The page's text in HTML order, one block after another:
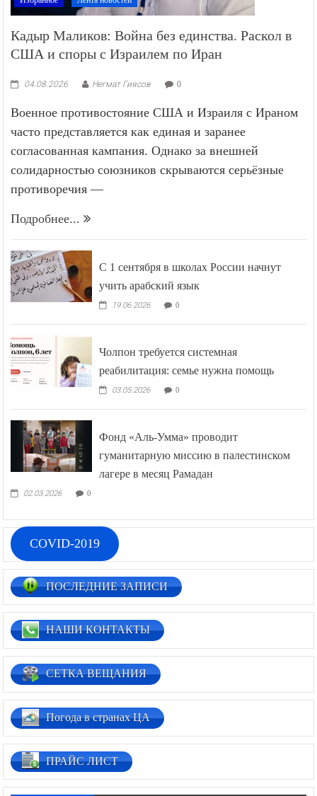
Кадыр Маликов: Война без единства. Раскол в
США и споры с Израилем по Иран
04.08.2026 Негмат Гиясов 0
Военное противостояние США и Израиля с Ираном
часто представляется как единая и заранее
согласованная кампания. Однако за внешней
солидарностью союзников скрываются серьёзные
противоречия —
Подробнее...
С 1 сентября в школах России начнут
учить арабский язык
19.06.2026 0
Чолпон требуется системная
реабилитация: семье нужна помощь
03.05.2026 0
Фонд «Аль-Умма» проводит
гуманитарную миссию в палестинском
лагере в месяц Рамадан
02.03.2026 0
COVID-2019
ПОСЛЕДНИЕ ЗАПИСИ
НАШИ КОНТАКТЫ
СЕТКА ВЕЩАНИЯ
Погода в странах ЦА
ПРАЙС ЛИСТ